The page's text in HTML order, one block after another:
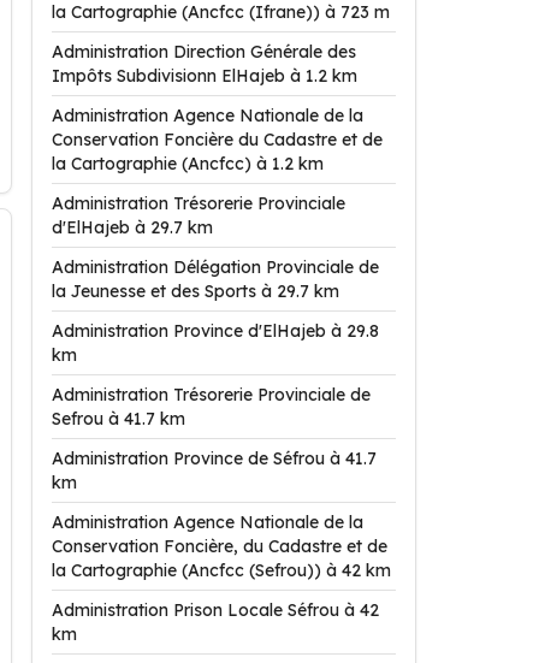
la Cartographie (Ancfcc (Ifrane)) à 723 m
Administration Direction Générale des
Impôts Subdivisionn ElHajeb à 1.2 km
Administration Agence Nationale de la
Conservation Foncière du Cadastre et de
la Cartographie (Ancfcc) à 1.2 km
Administration Trésorerie Provinciale
d'ElHajeb à 29.7 km
Administration Délégation Provinciale de
la Jeunesse et des Sports à 29.7 km
Administration Province d'ElHajeb à 29.8
km
Administration Trésorerie Provinciale de
Sefrou à 41.7 km
Administration Province de Séfrou à 41.7
km
Administration Agence Nationale de la
Conservation Foncière, du Cadastre et de
la Cartographie (Ancfcc (Sefrou)) à 42 km
Administration Prison Locale Séfrou à 42
km